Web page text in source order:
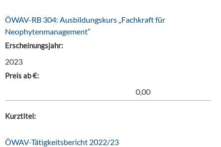
ÖWAV-RB 304: Ausbildungskurs „Fachkraft für
Neophytenmanagement“
Erscheinungsjahr:
2023
Preis ab €:
0,00
Kurztitel:
ÖWAV-Tätigkeitsbericht 2022/23